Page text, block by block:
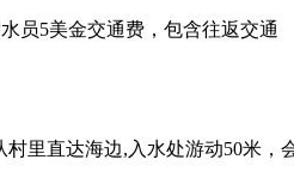
员5美金交通费，包含往返交通
村里直达海边,入水处游动50米